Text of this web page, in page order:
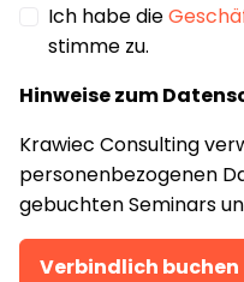
Ich habe die
stimme zu.
Hinweise zum
Krawiec Consulting
personenbezogenen
gebuchten Seminars
Verbindlich buchen